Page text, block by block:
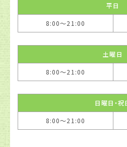
平日
8:00〜21:00
土曜日
8:00〜21:00
日曜日・祝
8:00〜21:00